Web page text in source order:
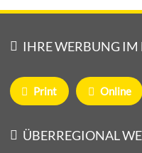
IHRE WERBUNG
Print Online
ÜBERREGIONAL